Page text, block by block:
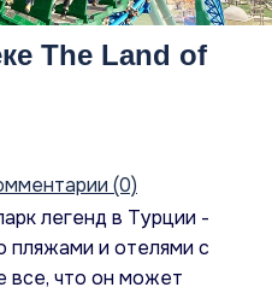
The Land of
(0)
легенд в Турции -
пляжами и отелями с
все, что он может